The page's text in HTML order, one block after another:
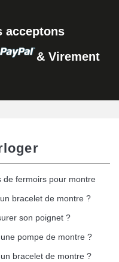
acceptons
& Virement
de fermoirs pour montre
bracelet de montre ?
son poignet ?
pompe de montre ?
bracelet de montre ?